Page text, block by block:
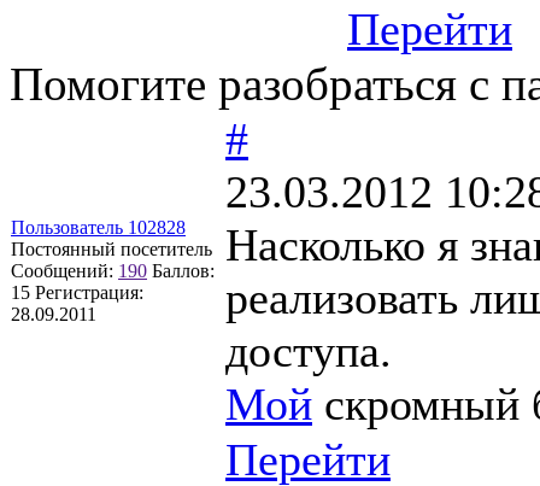
Перейти
Помогите разобраться с
Пользователь 102828
Постоянный посетитель
Сообщений: 190 Баллов:
15 Регистрация:
28.09.2011
#
23.03.2012
Насколько я
реализовать
доступа.
Мой скромный
Перейти